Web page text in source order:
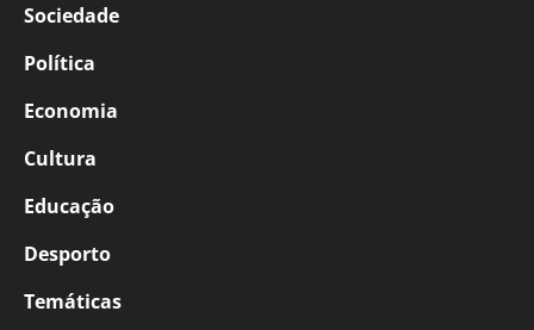
Sociedade
Política
Economia
Cultura
Educação
Desporto
Temáticas